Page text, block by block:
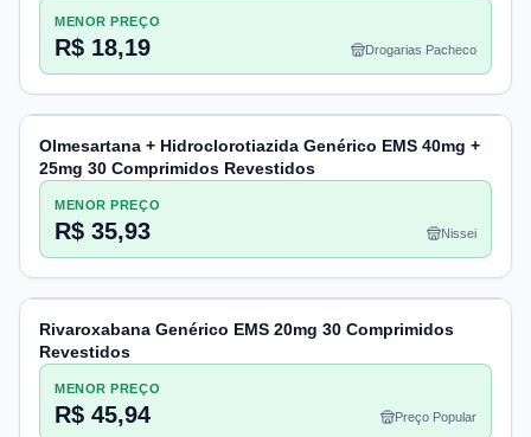
MENOR PREÇO
R$ 18,19 Drogarias Pacheco
Olmesartana + Hidroclorotiazida Genérico EMS 40mg +
25mg 30 Comprimidos Revestidos
MENOR PREÇO
R$ 35,93 Nissei
Rivaroxabana Genérico EMS 20mg 30 Comprimidos
Revestidos
MENOR PREÇO
R$ 45,94 Preço Popular